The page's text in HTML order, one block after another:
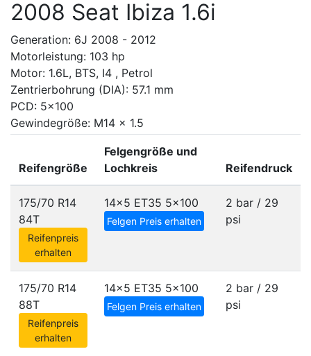
2008 Seat Ibiza 1.6i
Generation: 6J 2008 - 2012
Motorleistung: 103 hp
Motor: 1.6L, BTS, I4 , Petrol
Zentrierbohrung (DIA): 57.1 mm
PCD: 5x100
Gewindegröße: M14 x 1.5
Reifengröße
Felgengröße und
Lochkreis
Reifendruck
175/70 R14
84T
Reifenpreis
erhalten
14x5 ET35 5x100
Felgen Preis erhalten
2 bar / 29
psi
175/70 R14
88T
Reifenpreis
erhalten
14x5 ET35 5x100
Felgen Preis erhalten
2 bar / 29
psi